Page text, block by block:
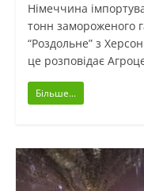
Німеччина
тонн замороженого
“Роздольне” з
це розповідає
Більше...